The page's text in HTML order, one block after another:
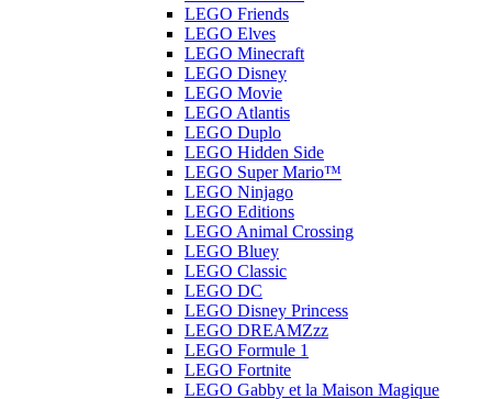
LEGO Friends
LEGO Elves
LEGO Minecraft
LEGO Disney
LEGO Movie
LEGO Atlantis
LEGO Duplo
LEGO Hidden Side
LEGO Super Mario™
LEGO Ninjago
LEGO Editions
LEGO Animal Crossing
LEGO Bluey
LEGO Classic
LEGO DC
LEGO Disney Princess
LEGO DREAMZzz
LEGO Formule 1
LEGO Fortnite
LEGO Gabby et la Maison Magique